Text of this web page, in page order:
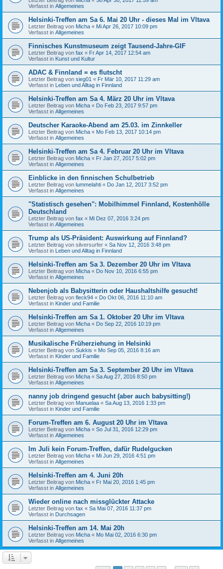
Verfasst in Allgemeines
Helsinki-Treffen am Sa 6. Mai 20 Uhr - dieses Mal im Vltava
Letzter Beitrag von Micha « Mi Apr 26, 2017 10:09 pm
Verfasst in Allgemeines
Finnisches Kunstmuseum zeigt Tausend-Jahre-GIF
Letzter Beitrag von fax « Fr Apr 14, 2017 12:54 am
Verfasst in Kunst und Kultur
ADAC & Finnland = es flutscht
Letzter Beitrag von sieg01 « Fr Mär 10, 2017 11:29 am
Verfasst in Leben und Alltag in Finnland
Helsinki-Treffen am Sa 4. März 20 Uhr im Vltava
Letzter Beitrag von Micha « Do Feb 23, 2017 9:57 pm
Verfasst in Allgemeines
Deutscher Karaoke-Abend am 25.03. im Zinnkeller
Letzter Beitrag von Micha « Mo Feb 13, 2017 10:14 pm
Verfasst in Allgemeines
Helsinki-Treffen am Sa 4. Februar 20 Uhr im Vltava
Letzter Beitrag von Micha « Fr Jan 27, 2017 5:02 pm
Verfasst in Allgemeines
Einblicke in den finnischen Schulbetrieb
Letzter Beitrag von lummelahti « Do Jan 12, 2017 3:52 pm
Verfasst in Allgemeines
"Statistisch gesehen": Mobilhimmel Finnland, Kostenhölle
Deutschland
Letzter Beitrag von fax « Mi Dez 07, 2016 3:24 pm
Verfasst in Allgemeines
Trump als US-Präsident: Auswirkung auf Finnland?
Letzter Beitrag von silversurfer « Sa Nov 12, 2016 3:48 pm
Verfasst in Leben und Alltag in Finnland
Helsinki-Treffen am Sa 3. Dezember 20 Uhr im Vltava
Letzter Beitrag von Micha « Do Nov 10, 2016 6:55 pm
Verfasst in Allgemeines
Nebenjob als Babysitterin oder Haushaltshilfe gesucht!
Letzter Beitrag von fleck94 « Do Okt 06, 2016 11:10 am
Verfasst in Kinder und Familie
Helsinki-Treffen am Sa 1. Oktober 20 Uhr im Vltava
Letzter Beitrag von Micha « Do Sep 22, 2016 10:19 pm
Verfasst in Allgemeines
Musikalische Früherziehung in Helsinki
Letzter Beitrag von Sukkis « Mo Sep 05, 2016 8:16 am
Verfasst in Kinder und Familie
Helsinki-Treffen am Sa 3. September 20 Uhr im Vltava
Letzter Beitrag von Micha « Sa Aug 27, 2016 8:50 pm
Verfasst in Allgemeines
nanny job dringend gesucht (aber auch babysitting!)
Letzter Beitrag von Manuelaa « Sa Aug 13, 2016 1:33 pm
Verfasst in Kinder und Familie
Forum-Treffen am 6. August 20 Uhr im Vltava
Letzter Beitrag von Micha « So Jul 31, 2016 12:29 pm
Verfasst in Allgemeines
Im Juli kein Forum-Treffen, dafür Rudelgucken
Letzter Beitrag von Micha « Mi Jun 29, 2016 4:51 pm
Verfasst in Allgemeines
Helsinki-Treffen am 4. Juni 20h
Letzter Beitrag von Micha « Fr Mai 20, 2016 1:45 pm
Verfasst in Allgemeines
Wieder online nach missglückter Attacke
Letzter Beitrag von fax « Sa Mai 07, 2016 11:37 pm
Verfasst in Durchsagen
Helsinki-Treffen am 14. Mai 20h
Letzter Beitrag von Micha « Mo Mai 02, 2016 6:30 pm
Verfasst in Allgemeines